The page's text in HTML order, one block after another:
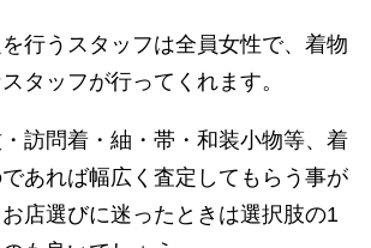
行うスタッフは全員女性で、着物
タッフが行ってくれます。
訪問着・紬・帯・和装小物等、着
あれば幅広く査定してもらう事が
店選びに迷ったときは選択肢の1